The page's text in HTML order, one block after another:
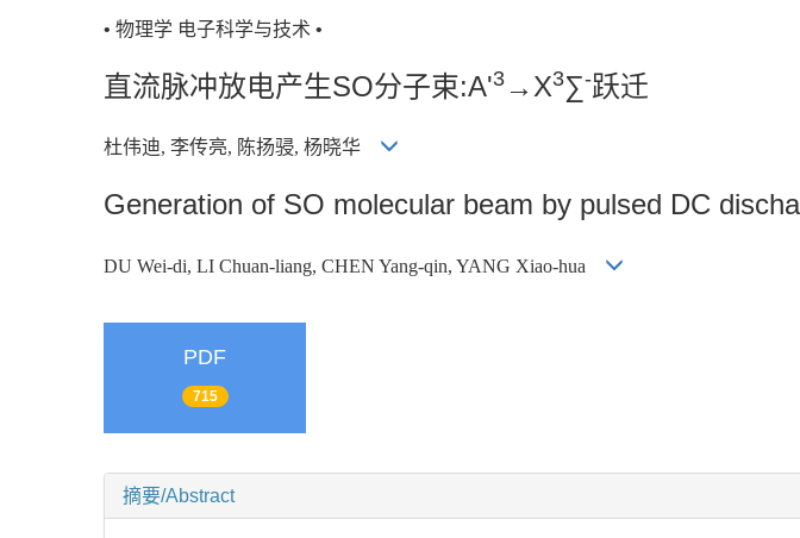
• 物理学 电子科学与技术 •
直流脉冲放电产生SO分子束:A'3 →X3∑-跃迁
杜伟迪, 李传亮, 陈扬骎, 杨晓华
Generation of SO molecular beam by pulsed DC
DU Wei-di, LI Chuan-liang, CHEN Yang-qin, YANG Xiao-hua
PDF
715
摘要/Abstract